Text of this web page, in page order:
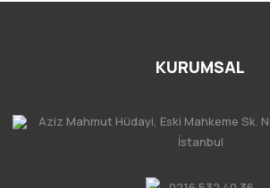
KURUMSAL
Aziz Mahmut Hüdayi, Eski Mahkeme Sk.
İstanbul